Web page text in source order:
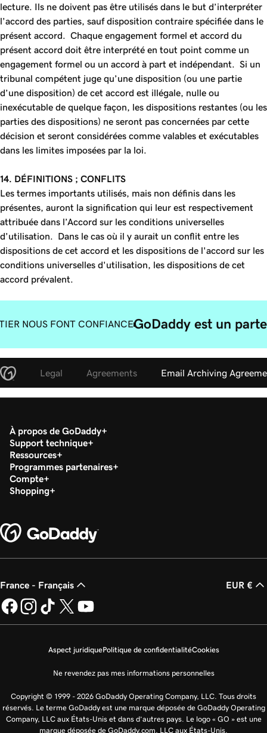
lecture. Ils ne doivent pas être utilisés dans le but d’interpréter
l’accord des parties, sauf disposition contraire spécifiée dans le
présent accord. Chaque engagement formel et accord du
présent accord doit être interprété en tout point comme un
engagement formel ou un accord à part et indépendant. Si un
tribunal compétent juge qu’une disposition (ou une partie
d’une disposition) de cet accord est illégale, nulle ou
inexécutable de quelque façon, les dispositions restantes (ou les
parties des dispositions) ne seront pas concernées par cette
décision et seront considérées comme valables et exécutables
dans les limites imposées par la loi.
14. DÉFINITIONS ; CONFLITS
Les termes importants utilisés, mais non définis dans les
présentes, auront la signification qui leur est respectivement
attribuée dans l’Accord sur les conditions universelles
d’utilisation. Dans le cas où il y aurait un conflit entre les
dispositions de cet accord et les dispositions de l'accord sur les
conditions universelles d'utilisation, les dispositions de cet
accord prévalent.
NOUS FONT CONFIANCEGoDaddy est un
Legal Agreements Email Archiving
À propos de GoDaddy
Support technique
Ressources
Programmes partenaires
Compte
Shopping
France - Français EUR €
Aspect juridiquePolitique de confidentialitéCookies
Ne revendez pas mes informations personnelles
Copyright © 1999 - 2026 GoDaddy Operating Company, LLC. Tous droits
réservés. Le terme GoDaddy est une marque déposée de GoDaddy Operating
Company, LLC aux États-Unis et dans d’autres pays. Le logo « GO » est une
marque déposée de GoDaddy.com, LLC aux États-Unis.